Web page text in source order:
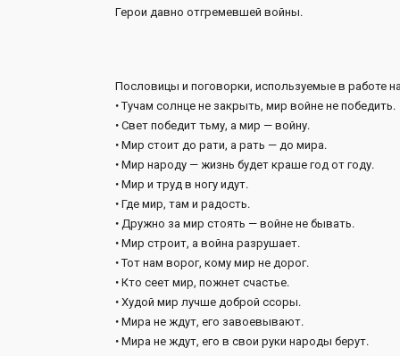
Герои давно отгремевшей войны.
Пословицы и поговорки, используемые в работе
• Тучам солнце не закрыть, мир войне не победить.
• Свет победит тьму, а мир — войну.
• Мир стоит до рати, а рать — до мира.
• Мир народу — жизнь будет краше год от году.
• Мир и труд в ногу идут.
• Где мир, там и радость.
• Дружно за мир стоять — войне не бывать.
• Мир строит, а война разрушает.
• Тот нам ворог, кому мир не дорог.
• Кто сеет мир, пожнет счастье.
• Худой мир лучше доброй ссоры.
• Мира не ждут, его завоевывают.
• Мира не ждут, его в свои руки народы берут.